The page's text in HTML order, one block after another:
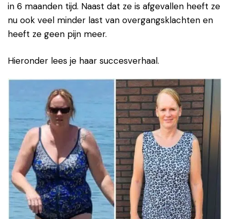
in 6 maanden tijd. Naast dat ze is afgevallen heeft ze
nu ook veel minder last van overgangsklachten en
heeft ze geen pijn meer.
Hieronder lees je haar succesverhaal.